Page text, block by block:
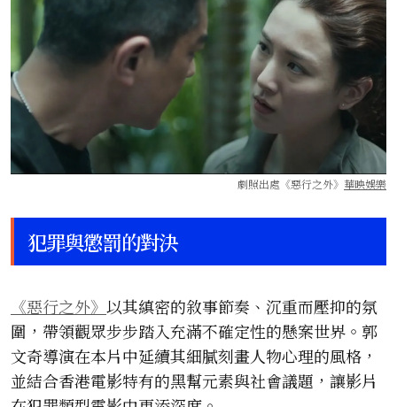
劇照出處《惡行之外》 華映娛樂
犯罪與懲罰的對決
《惡行之外》 以其縝密的敘事節奏、沉重而壓抑的氛
圍，帶領觀眾步步踏入充滿不確定性的懸案世界。郭
文奇導演在本片中延續其細膩刻畫人物心理的風格，
並結合香港電影特有的黑幫元素與社會議題，讓影片